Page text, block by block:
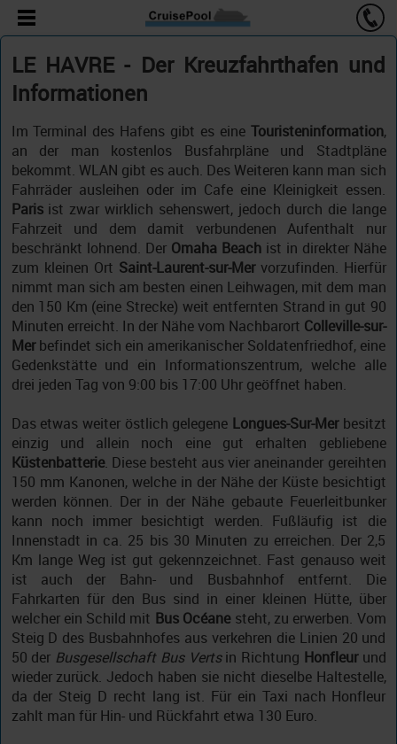
LE HAVRE - Der Kreuzfahrthafen und
Informationen
Im Terminal des Hafens gibt es eine Touristeninformation,
an der man kostenlos Busfahrpläne und Stadtpläne
bekommt. WLAN gibt es auch. Des Weiteren kann man sich
Fahrräder ausleihen oder im Cafe eine Kleinigkeit essen.
Paris ist zwar wirklich sehenswert, jedoch durch die lange
Fahrzeit und dem damit verbundenen Aufenthalt nur
beschränkt lohnend. Der Omaha Beachist in direkter Nähe
zum kleinen Ort Saint-Laurent-sur-Mervorzufinden. Hierfür
nimmt man sich am besten einen Leihwagen, mit dem man
den 150 Km (eine Strecke) weit entfernten Strand in gut 90
Minuten erreicht. In der Nähe vom Nachbarort Colleville-sur-
Merbefindet sich ein amerikanischer Soldatenfriedhof, eine
Gedenkstätte und ein Informationszentrum, welche alle
drei jeden Tag von 9:00 bis 17:00 Uhr geöffnet haben.
Das etwas weiter östlich gelegene Longues-Sur-Merbesitzt
einzig und allein noch eine gut erhalten gebliebene
Küstenbatterie. Diese besteht aus vier aneinander gereihten
150 mm Kanonen, welche in der Nähe der Küste besichtigt
werden können. Der in der Nähe gebaute Feuerleitbunker
kann noch immer besichtigt werden. Fußläufig ist die
Innenstadt in ca. 25 bis 30 Minuten zu erreichen. Der 2,5
Km lange Weg ist gut gekennzeichnet. Fast genauso weit
ist auch der Bahn- und Busbahnhof entfernt. Die
Fahrkarten für den Bus sind in einer kleinen Hütte, über
welcher ein Schild mit Bus Océanesteht, zu erwerben. Vom
Steig D des Busbahnhofes aus verkehren die Linien 20 und
50 der Busgesellschaft Bus Vertsin Richtung Honfleur und
wieder zurück. Jedoch haben sie nicht dieselbe Haltestelle,
da der Steig D recht lang ist. Für ein Taxi nach Honfleur
zahlt man für Hin- und Rückfahrt etwa 130 Euro.